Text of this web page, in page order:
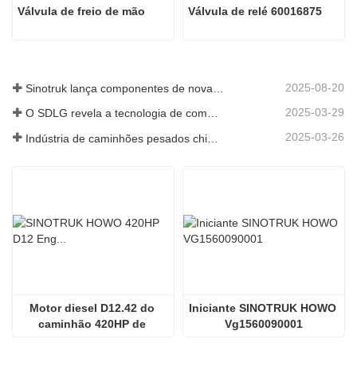
Válvula de freio de mão Válvula de relé 60016875
2025-08-20
O SDLG revela a tecnologia de componentes de caminhões de próxima geração para aumentar a eficiência da logística global 2025-03-29
2025-03-26
Motor diesel D12.42 do
caminhão 420HP de
Iniciante SINOTRUK HOWO
Vg1560090001